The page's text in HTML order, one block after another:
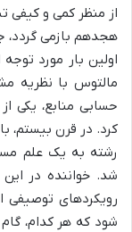
از منظر کمی و کیفی
هجدهم بازمی گردد،
اولین بار مورد
مالتوس با نظریه
حسابی منابع، یکی
کرد. در قرن بیستم،
رشته به یک علم
شد. خواننده در
رویکردهای توصیفی
شود که هر کدام،